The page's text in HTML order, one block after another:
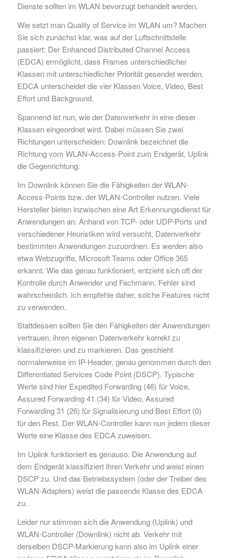
Dienste sollten im WLAN bevorzugt behandelt werden.
Wie setzt man Quality of Service im WLAN um? Machen
Sie sich zunächst klar, was auf der Luftschnittstelle
passiert: Der Enhanced Distributed Channel Access
(EDCA) ermöglicht, dass Frames unterschiedlicher
Klassen mit unterschiedlicher Priorität gesendet werden.
EDCA unterscheidet die vier Klassen Voice, Video, Best
Effort und Background.
Spannend ist nun, wie der Datenverkehr in eine dieser
Klassen eingeordnet wird. Dabei müssen Sie zwei
Richtungen unterscheiden: Downlink bezeichnet die
Richtung vom WLAN-Access-Point zum Endgerät, Uplink
die Gegenrichtung.
Im Downlink können Sie die Fähigkeiten der WLAN-
Access-Points bzw. der WLAN-Controller nutzen. Viele
Hersteller bieten inzwischen eine Art Erkennungsdienst für
Anwendungen an. Anhand von TCP- oder UDP-Ports und
verschiedener Heuristiken wird versucht, Datenverkehr
bestimmten Anwendungen zuzuordnen. Es werden also
etwa Webzugriffe, Microsoft Teams oder Office 365
erkannt. Wie das genau funktioniert, entzieht sich oft der
Kontrolle durch Anwender und Fachmann. Fehler sind
wahrscheinlich. Ich empfehle daher, solche Features nicht
zu verwenden.
Stattdessen sollten Sie den Fähigkeiten der Anwendungen
vertrauen, ihren eigenen Datenverkehr korrekt zu
klassifizieren und zu markieren. Das geschieht
normalerweise im IP-Header, genau genommen durch den
Differentiated Services Code Point (DSCP). Typische
Werte sind hier Expedited Forwarding (46) für Voice,
Assured Forwarding 41 (34) für Video, Assured
Forwarding 31 (26) für Signalisierung und Best Effort (0)
für den Rest. Der WLAN-Controller kann nun jedem dieser
Werte eine Klasse des EDCA zuweisen.
Im Uplink funktioniert es genauso. Die Anwendung auf
dem Endgerät klassifiziert ihren Verkehr und weist einen
DSCP zu. Und das Betriebssystem (oder der Treiber des
WLAN-Adapters) weist die passende Klasse des EDCA
zu.
Leider nur stimmen sich die Anwendung (Uplink) und
WLAN-Controller (Downlink) nicht ab. Verkehr mit
derselben DSCP-Markierung kann also im Uplink einer